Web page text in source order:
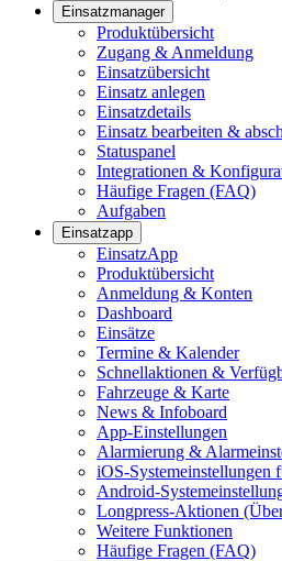
Einsatzmanager
Produktübersicht
Zugang & Anmeldung
Einsatzübersicht
Einsatz anlegen
Einsatzdetails
Einsatz bearbeiten &
Statuspanel
Integrationen &
Häufige Fragen (FAQ)
Aufgaben
Einsatzapp
EinsatzApp
Produktübersicht
Anmeldung & Konten
Dashboard
Einsätze
Termine & Kalender
Schnellaktionen &
Fahrzeuge & Karte
News & Infoboard
App-Einstellungen
Alarmierung &
iOS-Systemeinstellungen
Android-
Longpress-Aktionen
Weitere Funktionen
Häufige Fragen (FAQ)